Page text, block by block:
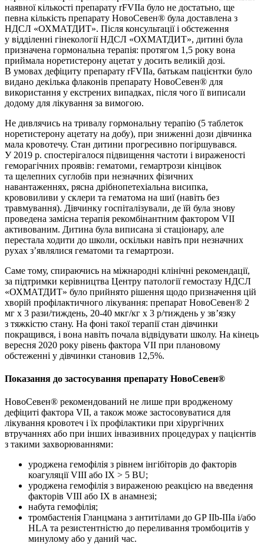
наявної кількості препарату rFVIIа було не достатьно, ще
певна кількість препарату НовоСевен® була доставлена з
НДСЛ «ОХМАТДИТ». Після консультації і обстеження
у відділенні гінекології НДСЛ «ОХМАТДИТ», дитині була
призначена гормональна терапія: протягом 1,5 року вона
прий­­­мала норетистерону ацетат у досить великій дозі.
В умовах дефіциту препарату rFVIIa, батькам пацієнтки було
видано декілька флаконів препарату НовоСевен® для
використання у екстрених випадках, після чого її виписали
додому для лікування за вимогою.
Не дивлячись на тривалу гормональну терапію (5 таблеток
норетистерону ацетату на добу), при зниженні дози дівчинка
мала кровотечу. Стан дитини прогресивно погіршувався.
У 2019 р. спостерігалося підвищення частоти і вираженості
геморагічних проявів: гематоми, гемартрози кінцівок
та щелепних суглобів при незначних фізичних
навантаженнях, рясна дрібнопетехіальна висипка,
крововиливи у склери та гематома на шиї (навіть без
травмування). Дівчинку госпіталізували, де їй була знову
проведена замісна терапія рекомбінантним фактором VII
активованим. Дитина була виписана зі стаціонару, але
перестала ходити до школи, оскільки навіть при незначних
рухах з’являлися гематоми та гемартрози.
Саме тому, спираючись на міжнародні клінічні рекомендації,
за підтримки керівництва Центру патології гемостазу НДСЛ
«ОХМАТДИТ» було прийнято рішення щодо призначення цій
хворій профілактичного лікування: препарат НовоСевен® 2
мг х 3 рази/тиждень, 20-40 мкг/кг х 3 р/тиждень у зв’язку
з тяжкістю стану. На фоні такої терапії стан дівчинки
покращився, і вона навіть почала відвідувати школу. На кінець
вересня 2020 року рівень фактора VII при плановому
обстеженні у дівчинки становив 12,5%.
Показання до застосування препарату НовоСевен®
НовоСевен® рекомендований не лише при вродженому
дефіциті фактора VII, а також може застосовуватися для
лікування кровотеч і їх профілактики при хірургічних
втручаннях або при інших інвазивних процедурах у пацієнтів
з такими захворюваннями:
уроджена гемофілія з рівнем інгібіторів до факторів
коагуляції VIII або IХ > 5 ВU;
уроджена гемофілія з вираженою реакцією на введення
факторів VIIІ або IХ в анамнезі;
набута гемофілія;
тромбастенія Гланцмана з антитілами до GP IIb-IIIa і/або
HLA та резистентністю до переливання тромбоцитів у
минулому або у даний час.